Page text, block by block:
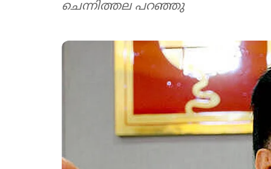
ചെന്നിത്തല പറഞ്ഞു